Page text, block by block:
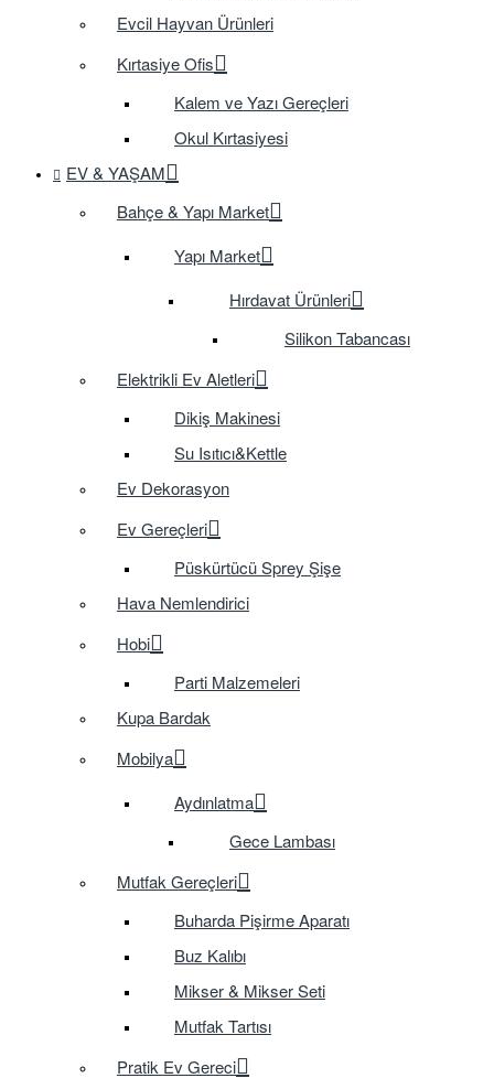
Evcil Hayvan Ürünleri
Kırtasiye Ofis
Kalem ve Yazı Gereçleri
Okul Kırtasiyesi
EV & YAŞAM
Bahçe & Yapı Market
Yapı Market
Hırdavat Ürünleri
Silikon Tabancası
Elektrikli Ev Aletleri
Dikiş Makinesi
Su Isıtıcı&Kettle
Ev Dekorasyon
Ev Gereçleri
Püskürtücü Sprey Şişe
Hava Nemlendirici
Hobi
Parti Malzemeleri
Kupa Bardak
Mobilya
Aydınlatma
Gece Lambası
Mutfak Gereçleri
Buharda Pişirme Aparatı
Buz Kalıbı
Mikser & Mikser Seti
Mutfak Tartısı
Pratik Ev Gereci